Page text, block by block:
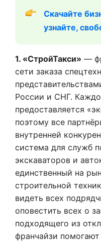
Скачайте
узнайте,
1. «СтройТакси» —
сети заказа
России и СНГ.
предоставляется
поэтому все
внутренней
система для служб
экскаваторов и
единственный на
строительной
видеть всех
оповестить всех о
подходящего из
франчайзи